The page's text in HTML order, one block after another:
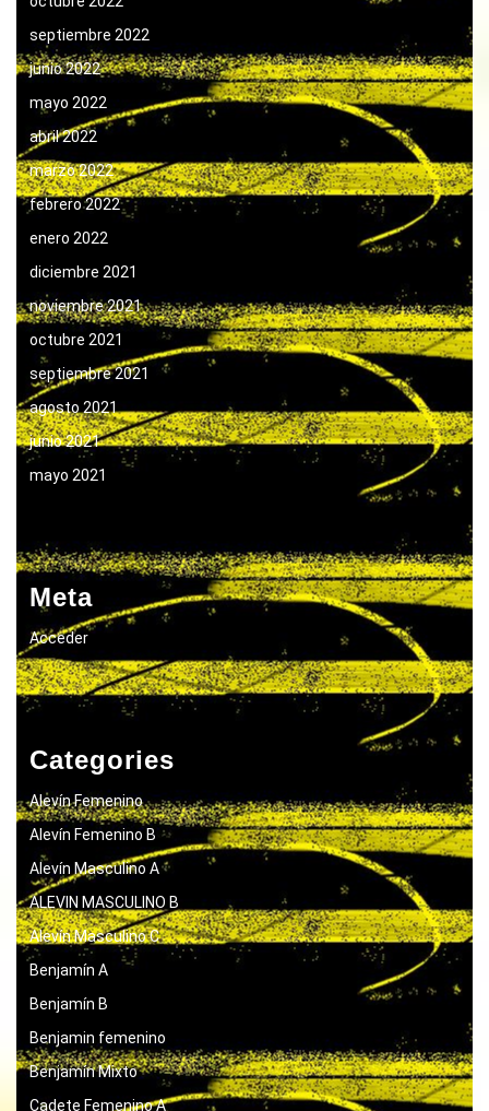
septiembre 2022
junio 2022
mayo 2022
abril 2022
marzo 2022
febrero 2022
enero 2022
diciembre 2021
noviembre 2021
octubre 2021
septiembre 2021
agosto 2021
junio 2021
mayo 2021
Meta
Acceder
Categories
Alevín Femenino
Alevín Femenino B
Alevín Masculino A
ALEVIN MASCULINO B
Alevín Masculino C
Benjamín A
Benjamín B
Benjamin femenino
Benjamín Mixto
Cadete Femenino A